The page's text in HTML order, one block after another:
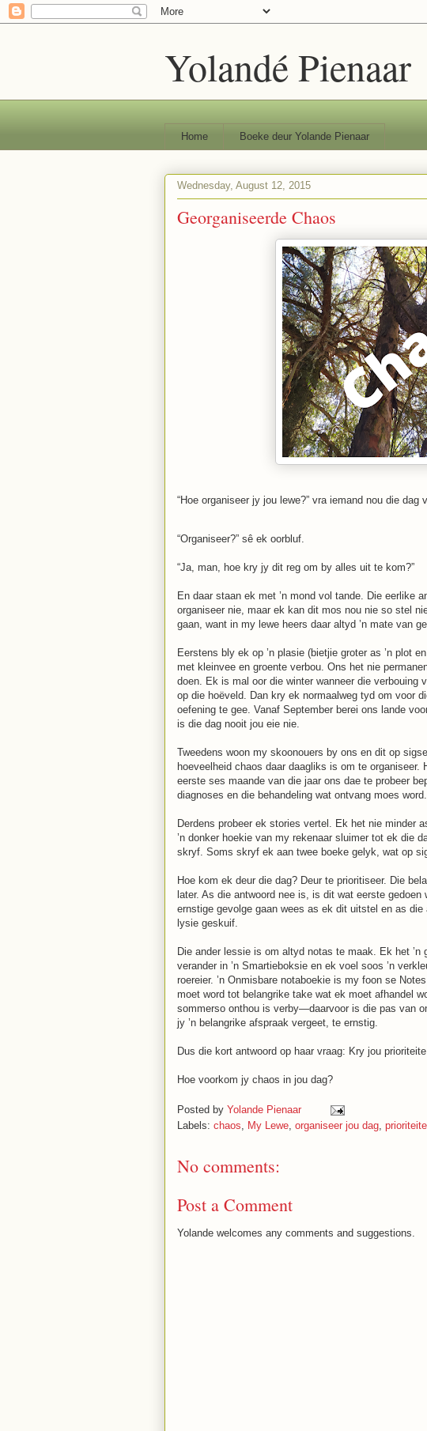
Yolandé Pienaar
Home Boeke deur Yolande Pienaar
Wednesday, August 12, 2015
Georganiseerde Chaos
“Hoe organiseer jy jou lewe?” vra iemand nou die dag
“Organiseer?” sê ek oorbluf.
“Ja, man, hoe kry jy dit reg om by alles uit te kom?”
En daar staan ek met ’n mond vol tande. Die eerlike
organiseer nie, maar ek kan dit mos nou nie so stel
gaan, want in my lewe heers daar altyd ’n mate van
Eerstens bly ek op ’n plasie (bietjie groter as ’n plot
met kleinvee en groente verbou. Ons het nie
doen. Ek is mal oor die winter wanneer die verbouing
op die hoëveld. Dan kry ek normaalweg tyd om voor
oefening te gee. Vanaf September berei ons lande
is die dag nooit jou eie nie.
Tweedens woon my skoonouers by ons en dit op
hoeveelheid chaos daar daagliks is om te organiseer.
eerste ses maande van die jaar ons dae te probeer
diagnoses en die behandeling wat ontvang moes word.
Derdens probeer ek stories vertel. Ek het nie minder
’n donker hoekie van my rekenaar sluimer tot ek die
skryf. Soms skryf ek aan twee boeke gelyk, wat op
Hoe kom ek deur die dag? Deur te prioritiseer. Die
later. As die antwoord nee is, is dit wat eerste
ernstige gevolge gaan wees as ek dit uitstel en as
lysie geskuif.
Die ander lessie is om altyd notas te maak. Ek het ’n
verander in ’n Smartieboksie en ek voel soos ’n
roereier. ’n Onmisbare notaboekie is my foon se
moet word tot belangrike take wat ek moet afhandel
sommerso onthou is verby—daarvoor is die pas van
jy ’n belangrike afspraak vergeet, te ernstig.
Dus die kort antwoord op haar vraag: Kry jou
Hoe voorkom jy chaos in jou dag?
Posted by Yolande Pienaar
Labels: chaos, My Lewe, organiseer jou dag, prioriteite
No comments:
Post a Comment
Yolande welcomes any comments and suggestions.